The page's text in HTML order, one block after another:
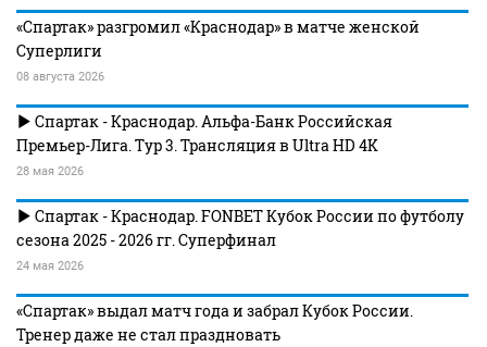
«Спартак» разгромил «Краснодар» в матче женской
Суперлиги
08 августа 2026
Спартак - Краснодар. Альфа-Банк Российская
Премьер-Лига. Тур 3. Трансляция в Ultra HD 4K
28 мая 2026
Спартак - Краснодар. FONBET Кубок России по футболу
сезона 2025 - 2026 гг. Суперфинал
24 мая 2026
«Спартак» выдал матч года и забрал Кубок России.
Тренер даже не стал праздновать